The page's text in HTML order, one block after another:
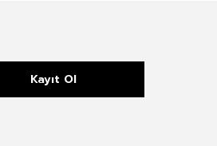
Kayıt Ol